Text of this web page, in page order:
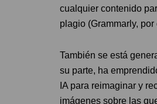
cualquier contenido
plagio (Grammarly,
También se está
su parte, ha
IA para reimaginar y
imágenes sobre las